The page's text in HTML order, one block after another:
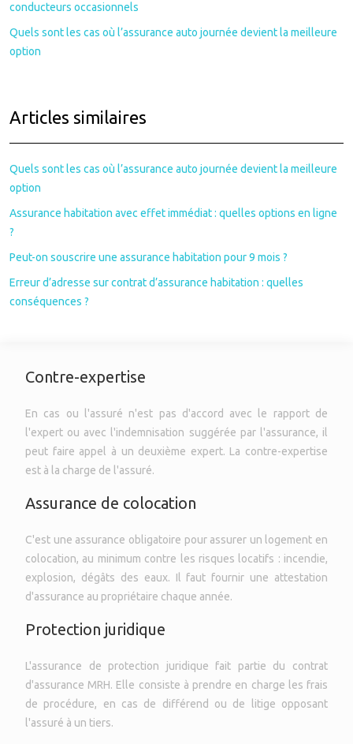
conducteurs occasionnels
Quels sont les cas où l’assurance auto journée devient la meilleure
option
Articles similaires
Quels sont les cas où l’assurance auto journée devient la meilleure
option
Assurance habitation avec effet immédiat : quelles options en ligne
?
Peut-on souscrire une assurance habitation pour 9 mois ?
Erreur d’adresse sur contrat d’assurance habitation : quelles
conséquences ?
Contre-expertise
En cas ou l'assuré n'est pas d'accord avec le rapport de
l'expert ou avec l'indemnisation suggérée par l'assurance, il
peut faire appel à un deuxième expert. La contre-expertise
est à la charge de l'assuré.
Assurance de colocation
C'est une assurance obligatoire pour assurer un logement en
colocation, au minimum contre les risques locatifs : incendie,
explosion, dégâts des eaux. Il faut fournir une attestation
d'assurance au propriétaire chaque année.
Protection juridique
L'assurance de protection juridique fait partie du contrat
d'assurance MRH. Elle consiste à prendre en charge les frais
de procédure, en cas de différend ou de litige opposant
l'assuré à un tiers.